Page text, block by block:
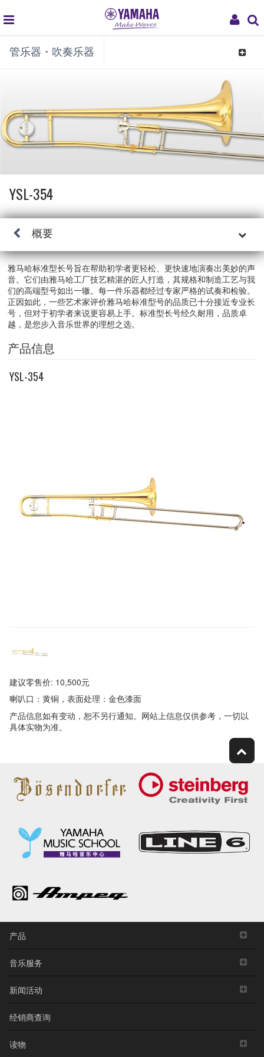
My
global
navigation
管乐器・吹奏乐器
Toggle
YSL-354
概要
雅马哈标准型长号旨在帮助初学者更轻松、更快速地演奏出美妙的声
音。它们由雅马哈工厂技艺精湛的匠人打造，其规格和制造工艺与我
们的高端型号如出一辙。每一件乐器都经过专家严格的试奏和检验。
正因如此，一些艺术家评价雅马哈标准型号的品质已十分接近专业长
号，但对于初学者来说更容易上手。标准型长号经久耐用，品质卓
越，是您步入音乐世界的理想之选。
产品信息
YSL-354
建议零售价: 10,500元
喇叭口：黄铜，表面处理：金色漆面
产品信息如有变动，恕不另行通知。网站上信息仅供参考，一切以
具体实物为准。
产品
音乐服务
新闻活动
经销商查询
读物